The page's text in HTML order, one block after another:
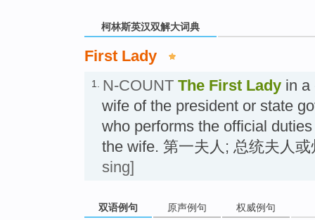
柯林斯英汉双解大词典
First Lady
1. N-COUNT The First Lady in a
wife of the president or state
who performs the official
the wife. 第一夫人; 总统夫人
sing]
双语例句 原声例句 权威例句